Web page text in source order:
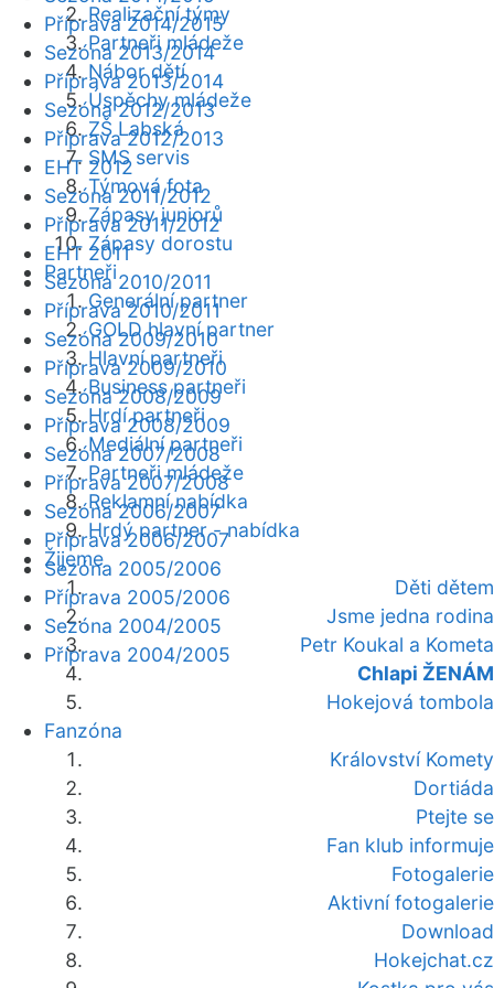
Realizační týmy
Partneři mládeže
Nábor dětí
Úspěchy mládeže
ZŠ Labská
SMS servis
Týmová fota
Zápasy juniorů
Zápasy dorostu
Partneři
Generální partner
GOLD hlavní partner
Hlavní partneři
Business partneři
Hrdí partneři
Mediální partneři
Partneři mládeže
Reklamní nabídka
Hrdý partner - nabídka
Žijeme
Děti dětem
Jsme jedna rodina
Petr Koukal a Kometa
Chlapi ŽENÁM
Hokejová tombola
Fanzóna
Království Komety
Dortiáda
Ptejte se
Fan klub informuje
Fotogalerie
Aktivní fotogalerie
Download
Hokejchat.cz
Příprava 2014/2015
Sezóna 2013/2014
Příprava 2013/2014
Sezóna 2012/2013
Příprava 2012/2013
EHT 2012
Sezóna 2011/2012
Příprava 2011/2012
EHT 2011
Sezóna 2010/2011
Příprava 2010/2011
Sezóna 2009/2010
Příprava 2009/2010
Sezóna 2008/2009
Příprava 2008/2009
Sezóna 2007/2008
Příprava 2007/2008
Sezóna 2006/2007
Příprava 2006/2007
Sezóna 2005/2006
Příprava 2005/2006
Sezóna 2004/2005
Příprava 2004/2005